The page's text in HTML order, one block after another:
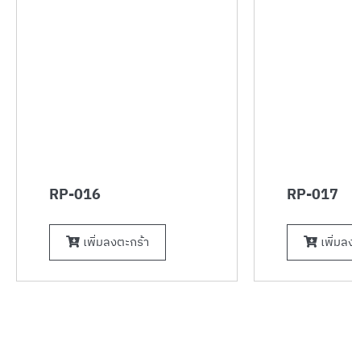
RP-016
เพิ่มลงตะกร้า
RP-017
เพิ่มล